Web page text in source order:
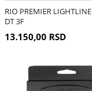
RIO PREMIER LIGHTLINE
DT 3F
13.150,00 RSD